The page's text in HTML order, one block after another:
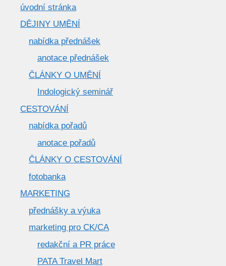
úvodní stránka
DĚJINY UMĚNÍ
nabídka přednášek
anotace přednášek
ČLÁNKY O UMĚNÍ
Indologický seminář
CESTOVÁNÍ
nabídka pořadů
anotace pořadů
ČLÁNKY O CESTOVÁNÍ
fotobanka
MARKETING
přednášky a výuka
marketing pro CK/CA
redakční a PR práce
PATA Travel Mart